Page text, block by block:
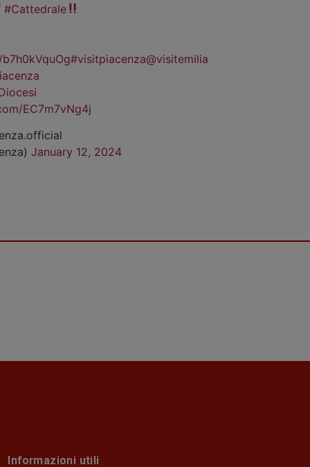
#Cattedrale
#visitpiacenza@visitemilia
EC7m7vNg4j
January 12, 2024
Informazioni utili